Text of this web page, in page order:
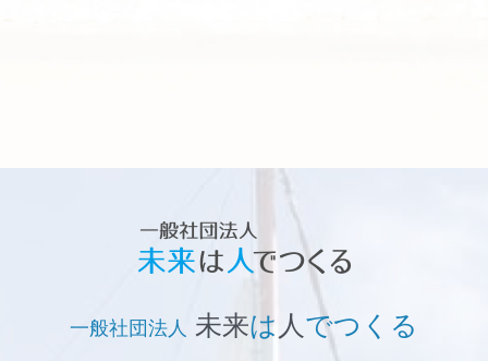
一般社団法人 未来は 人 でつくる